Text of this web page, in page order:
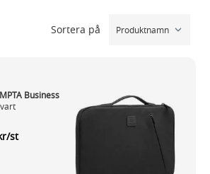
Sortera på
Business
st